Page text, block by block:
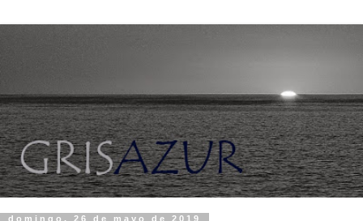
domingo, 26 de mayo de 2019